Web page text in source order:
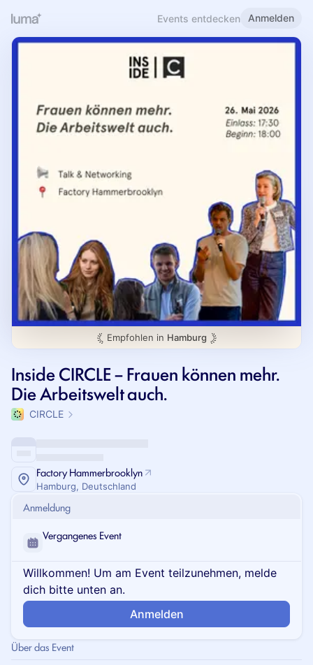
Events entdecken Anmelden
Empfohlen in Hamburg
Inside CIRCLE – Frauen können mehr.
Die Arbeitswelt auch.
CIRCLE
Factory Hammerbrooklyn
Hamburg, Deutschland
Anmeldung
Vergangenes Event
Willkommen! Um am Event teilzunehmen, melde
dich bitte unten an.
Anmelden
Über das Event